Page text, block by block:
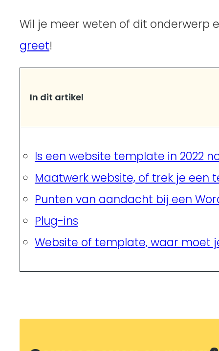
Wil je meer weten of dit onderwerp
greet!
In dit artikel
Is een website template in 2022
Maatwerk website, of trek je een
Punten van aandacht bij een
Plug-ins
Website of template, waar moet